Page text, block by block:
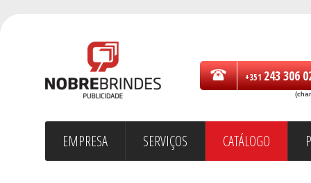
+351243 306
EMPRESA SERVIÇOS CATÁLOGO